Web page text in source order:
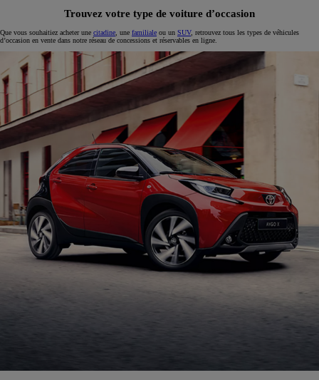
Trouvez votre type de voiture d’occasion
Que vous souhaitiez acheter une citadine , une familiale ou un SUV, retrouvez tous les types de véhicules
d’occasion en vente dans notre réseau de concessions et réservables en ligne.